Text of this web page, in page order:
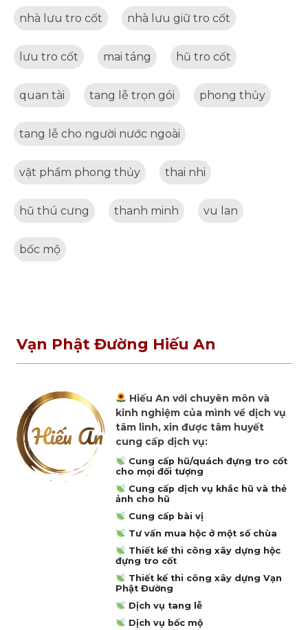
nhà lưu tro cốt nhà lưu giữ tro cốt
lưu tro cốt mai táng hũ tro cốt
quan tài tang lễ trọn gói phong thủy
tang lễ cho người nước ngoài
vật phẩm phong thủy thai nhi
hũ thú cưng thanh minh vu lan
bốc mộ
Vạn Phật Đường Hiếu An
Hiếu An với chuyên môn và
kinh nghiệm của mình về dịch vụ
tâm linh, xin được tâm huyết
cung cấp dịch vụ:
Cung cấp hũ/quách đựng tro cốt
cho mọi đối tượng
Cung cấp dịch vụ khắc hũ và thẻ
ảnh cho hũ
Cung cấp bài vị
Tư vấn mua hộc ở một số chùa
Thiết kế thi công xây dựng hộc
đựng tro cốt
Thiết kế thi công xây dựng Vạn
Phật Đường
Dịch vụ tang lễ
Dịch vụ bốc mộ